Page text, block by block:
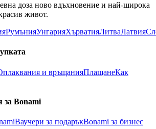
доза ново вдъхновение и най-широка
живот.
РумънияУнгарияХърватияЛитваЛатвия
и връщанияПлащанеКак
за Bonami
Ваучери за подаръкBonami за бизнес